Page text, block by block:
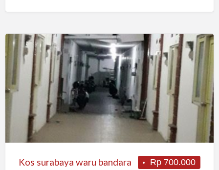
Kos
surabaya
waru
bandara
Rp 700.000
Kos surabaya waru bandara